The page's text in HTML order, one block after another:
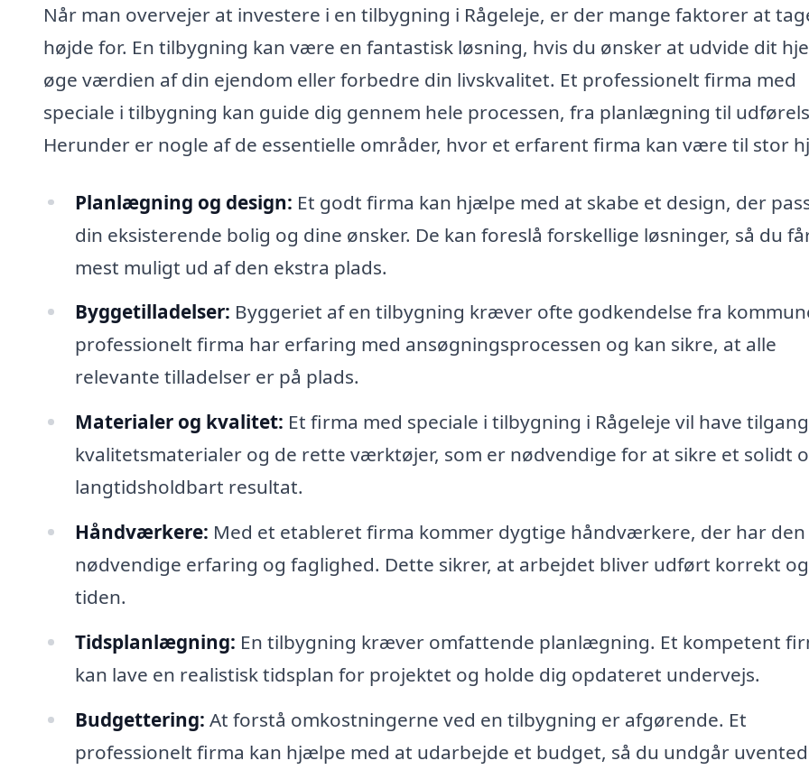
Når man overvejer at investere i en tilbygning i Rågeleje, er der mange faktorer at
højde for. En tilbygning kan være en fantastisk løsning, hvis du ønsker at udvide dit
øge værdien af din ejendom eller forbedre din livskvalitet. Et professionelt firma med
speciale i tilbygning kan guide dig gennem hele processen, fra planlægning til
Herunder er nogle af de essentielle områder, hvor et erfarent firma kan være til stor
Planlægning og design: Et godt firma kan hjælpe med at skabe et design, der
din eksisterende bolig og dine ønsker. De kan foreslå forskellige løsninger, så du
mest muligt ud af den ekstra plads.
Byggetilladelser: Byggeriet af en tilbygning kræver ofte godkendelse fra
professionelt firma har erfaring med ansøgningsprocessen og kan sikre, at alle
relevante tilladelser er på plads.
Materialer og kvalitet: Et firma med speciale i tilbygning i Rågeleje vil have
kvalitetsmaterialer og de rette værktøjer, som er nødvendige for at sikre et solidt
langtidsholdbart resultat.
Håndværkere: Med et etableret firma kommer dygtige håndværkere, der har den
nødvendige erfaring og faglighed. Dette sikrer, at arbejdet bliver udført korrekt
tiden.
Tidsplanlægning: En tilbygning kræver omfattende planlægning. Et kompetent
kan lave en realistisk tidsplan for projektet og holde dig opdateret undervejs.
Budgettering: At forstå omkostningerne ved en tilbygning er afgørende. Et
professionelt firma kan hjælpe med at udarbejde et budget, så du undgår